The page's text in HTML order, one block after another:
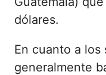
dólares.
En cuanto a los
generalmente